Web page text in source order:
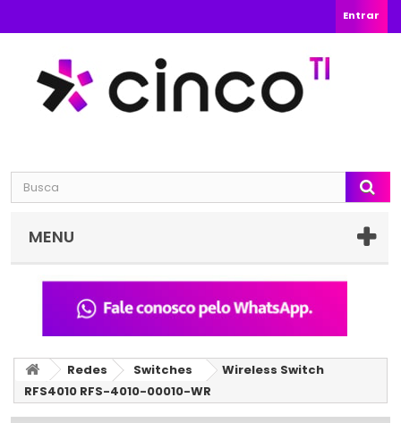
Entrar
MENU
Redes Switches
Wireless Switch
RFS4010 RFS-4010-00010-WR